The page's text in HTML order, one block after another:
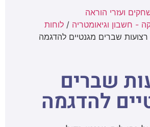
ועזרי הוראה
- חשבון וגיאומטריה / לוחות
שברים מגנטיים להדגמה
שברים
להדגמה